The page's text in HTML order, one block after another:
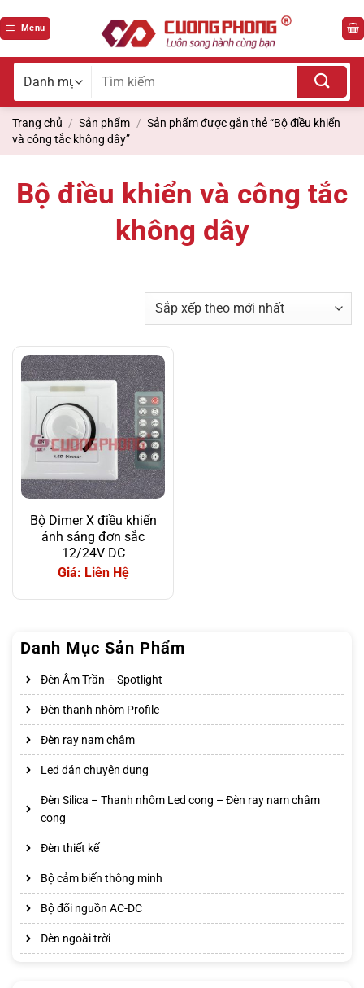
qua
Menu
Tìm
Trang chủ / Sản phẩm / Sản phẩm được gắn thẻ “Bộ điều khiển
và công tắc không dây”
Danh Mục Sản Phẩm
Đèn Âm Trần – Spotlight
Đèn thanh nhôm Profile
Đèn ray nam châm
Led dán chuyên dụng
Đèn Silica – Thanh nhôm Led cong – Đèn ray nam châm
cong
Đèn thiết kế
Bộ cảm biến thông minh
Bộ đổi nguồn AC-DC
Đèn ngoài trời
Bộ điều khiển và công tắc
không dây
Bộ Dimer X điều khiển
ánh sáng đơn sắc
12/24V DC
Giá: Liên Hệ